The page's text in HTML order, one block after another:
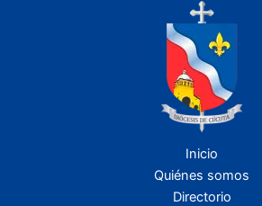
Inicio
Quiénes somos
Directorio